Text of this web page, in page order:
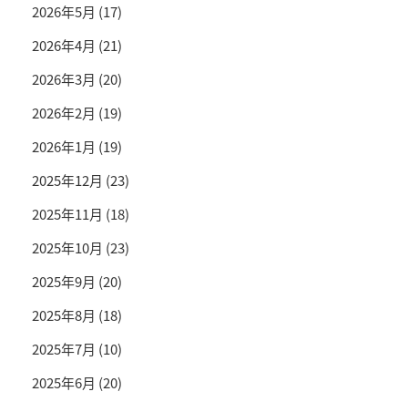
2026年5月 (17)
2026年4月 (21)
2026年3月 (20)
2026年2月 (19)
2026年1月 (19)
2025年12月 (23)
2025年11月 (18)
2025年10月 (23)
2025年9月 (20)
2025年8月 (18)
2025年7月 (10)
2025年6月 (20)